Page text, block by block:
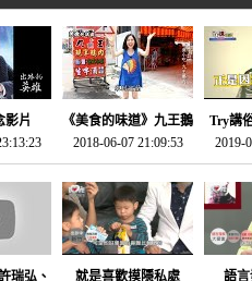
影片
《美食的味道》九王鵝
肉
2018-06-07 21:09:53
Try講
2019-
瑞弘、
就是喜歡摸隱私處
語